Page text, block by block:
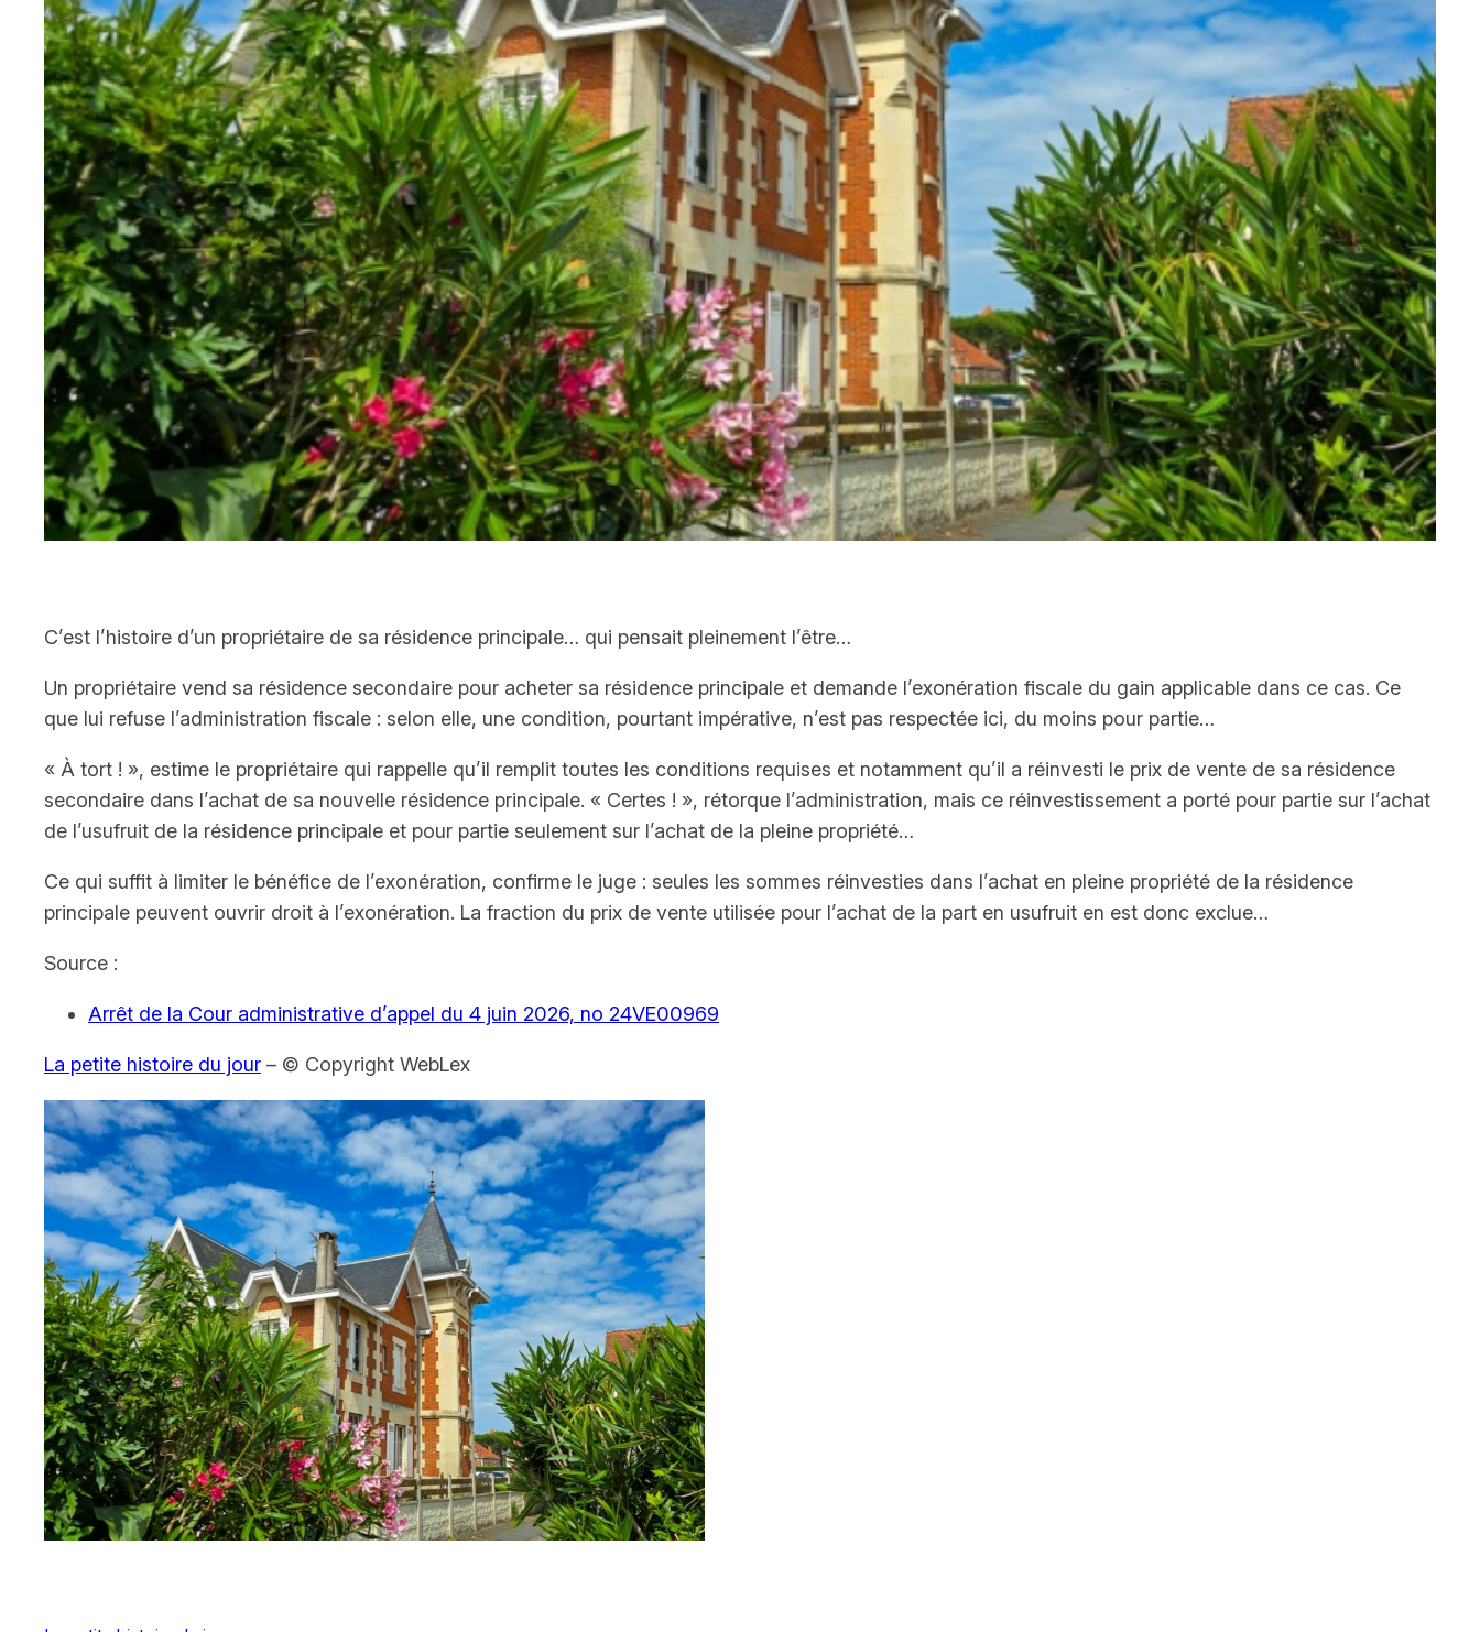
C’est l’histoire d’un propriétaire de sa résidence principale… qui pensait pleinement l’être…
Un propriétaire vend sa résidence secondaire pour acheter sa résidence principale et demande l’exonération fiscale du gain applicable dans ce cas. Ce
que lui refuse l’administration fiscale : selon elle, une condition, pourtant impérative, n’est pas respectée ici, du moins pour partie…
« À tort ! », estime le propriétaire qui rappelle qu’il remplit toutes les conditions requises et notamment qu’il a réinvesti le prix de vente de sa résidence
secondaire dans l’achat de sa nouvelle résidence principale. « Certes ! », rétorque l’administration, mais ce réinvestissement a porté pour partie sur l’achat
de l’usufruit de la résidence principale et pour partie seulement sur l’achat de la pleine propriété…
Ce qui suffit à limiter le bénéfice de l’exonération, confirme le juge : seules les sommes réinvesties dans l’achat en pleine propriété de la résidence
principale peuvent ouvrir droit à l’exonération. La fraction du prix de vente utilisée pour l’achat de la part en usufruit en est donc exclue…
Source :
Arrêt de la Cour administrative d’appel du 4 juin 2026, no 24VE00969
La petite histoire du jour – © Copyright WebLex